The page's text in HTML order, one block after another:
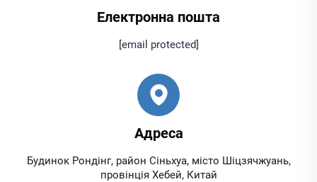
Електронна пошта
[email protected]
Адреса
Будинок Рондінг, район Сіньхуа, місто Шіцзячжуань,
провінція Хебей, Китай